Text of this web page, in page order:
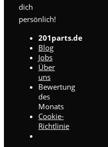
dich
persönlich!
201parts.de
Blog
Jobs
Über
uns
Bewertung
des
Monats
Cookie-
Richtlinie